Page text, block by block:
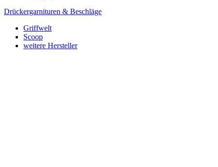
Drückergarnituren & Beschläge
Griffwelt
Scoop
weitere Hersteller